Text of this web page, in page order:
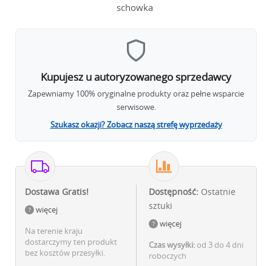
schowka
Kupujesz u autoryzowanego sprzedawcy
Zapewniamy 100% oryginalne produkty oraz pełne wsparcie
serwisowe.
Szukasz okazji? Zobacz naszą strefę wyprzedaży
Dostawa Gratis!
więcej
Na terenie kraju
dostarczymy ten produkt
bez kosztów przesyłki.
Dostępność: Ostatnie
sztuki
więcej
Czas wysyłki: od 3 do 4 dni
roboczych